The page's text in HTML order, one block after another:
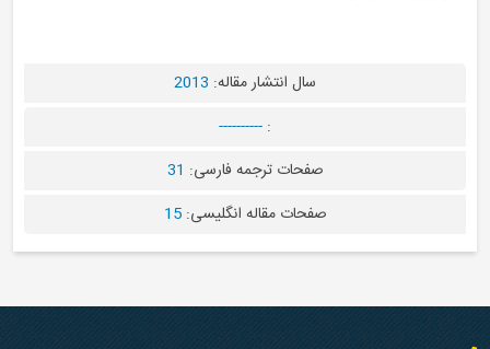
سال انتشار مقاله:2013
صفحات ترجمه فارسی:31
صفحات مقاله انگلیسی:15